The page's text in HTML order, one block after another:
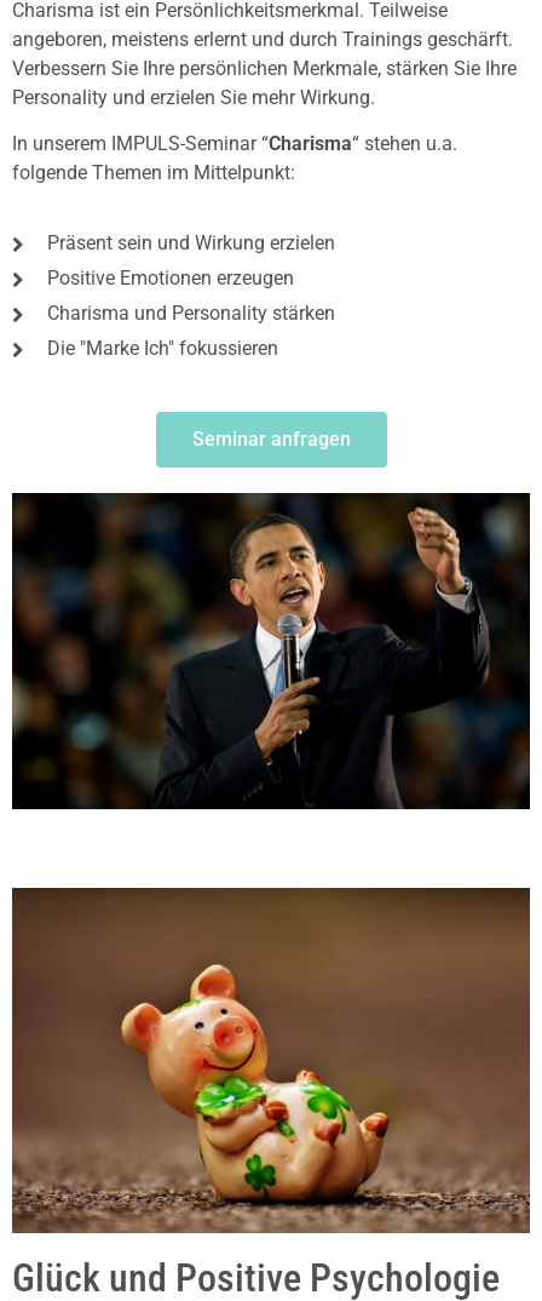
Charisma ist ein Persönlichkeitsmerkmal. Teilweise
angeboren, meistens erlernt und durch Trainings geschärft.
Verbessern Sie Ihre persönlichen Merkmale, stärken Sie Ihre
Personality und erzielen Sie mehr Wirkung.
In unserem IMPULS-Seminar “Charisma“ stehen u.a.
folgende Themen im Mittelpunkt:
Präsent sein und Wirkung erzielen
Positive Emotionen erzeugen
Charisma und Personality stärken
Die "Marke Ich" fokussieren
Seminar anfragen
Glück und Positive Psychologie